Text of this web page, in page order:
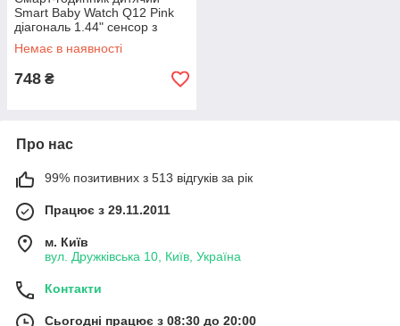
Smart Baby Watch Q12 Pink
діагональ 1.44" сенсор з
камерою GPS відповідь на
дзвінки 400 мА·год шт
Немає в наявності
748 ₴
Про нас
99% позитивних з 513 відгуків за рік
Працює з 29.11.2011
м. Київ
вул. Дружківська 10, Київ, Україна
Контакти
Сьогодні працює з 08:30 до 20:00